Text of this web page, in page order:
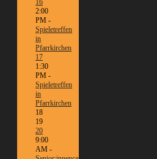
16
2:00
PM -
Spieletreffen
in
Pfarrkirchen
17
1:30
PM -
Spieletreffen
in
Pfarrkirchen
18
19
20
9:00
AM -